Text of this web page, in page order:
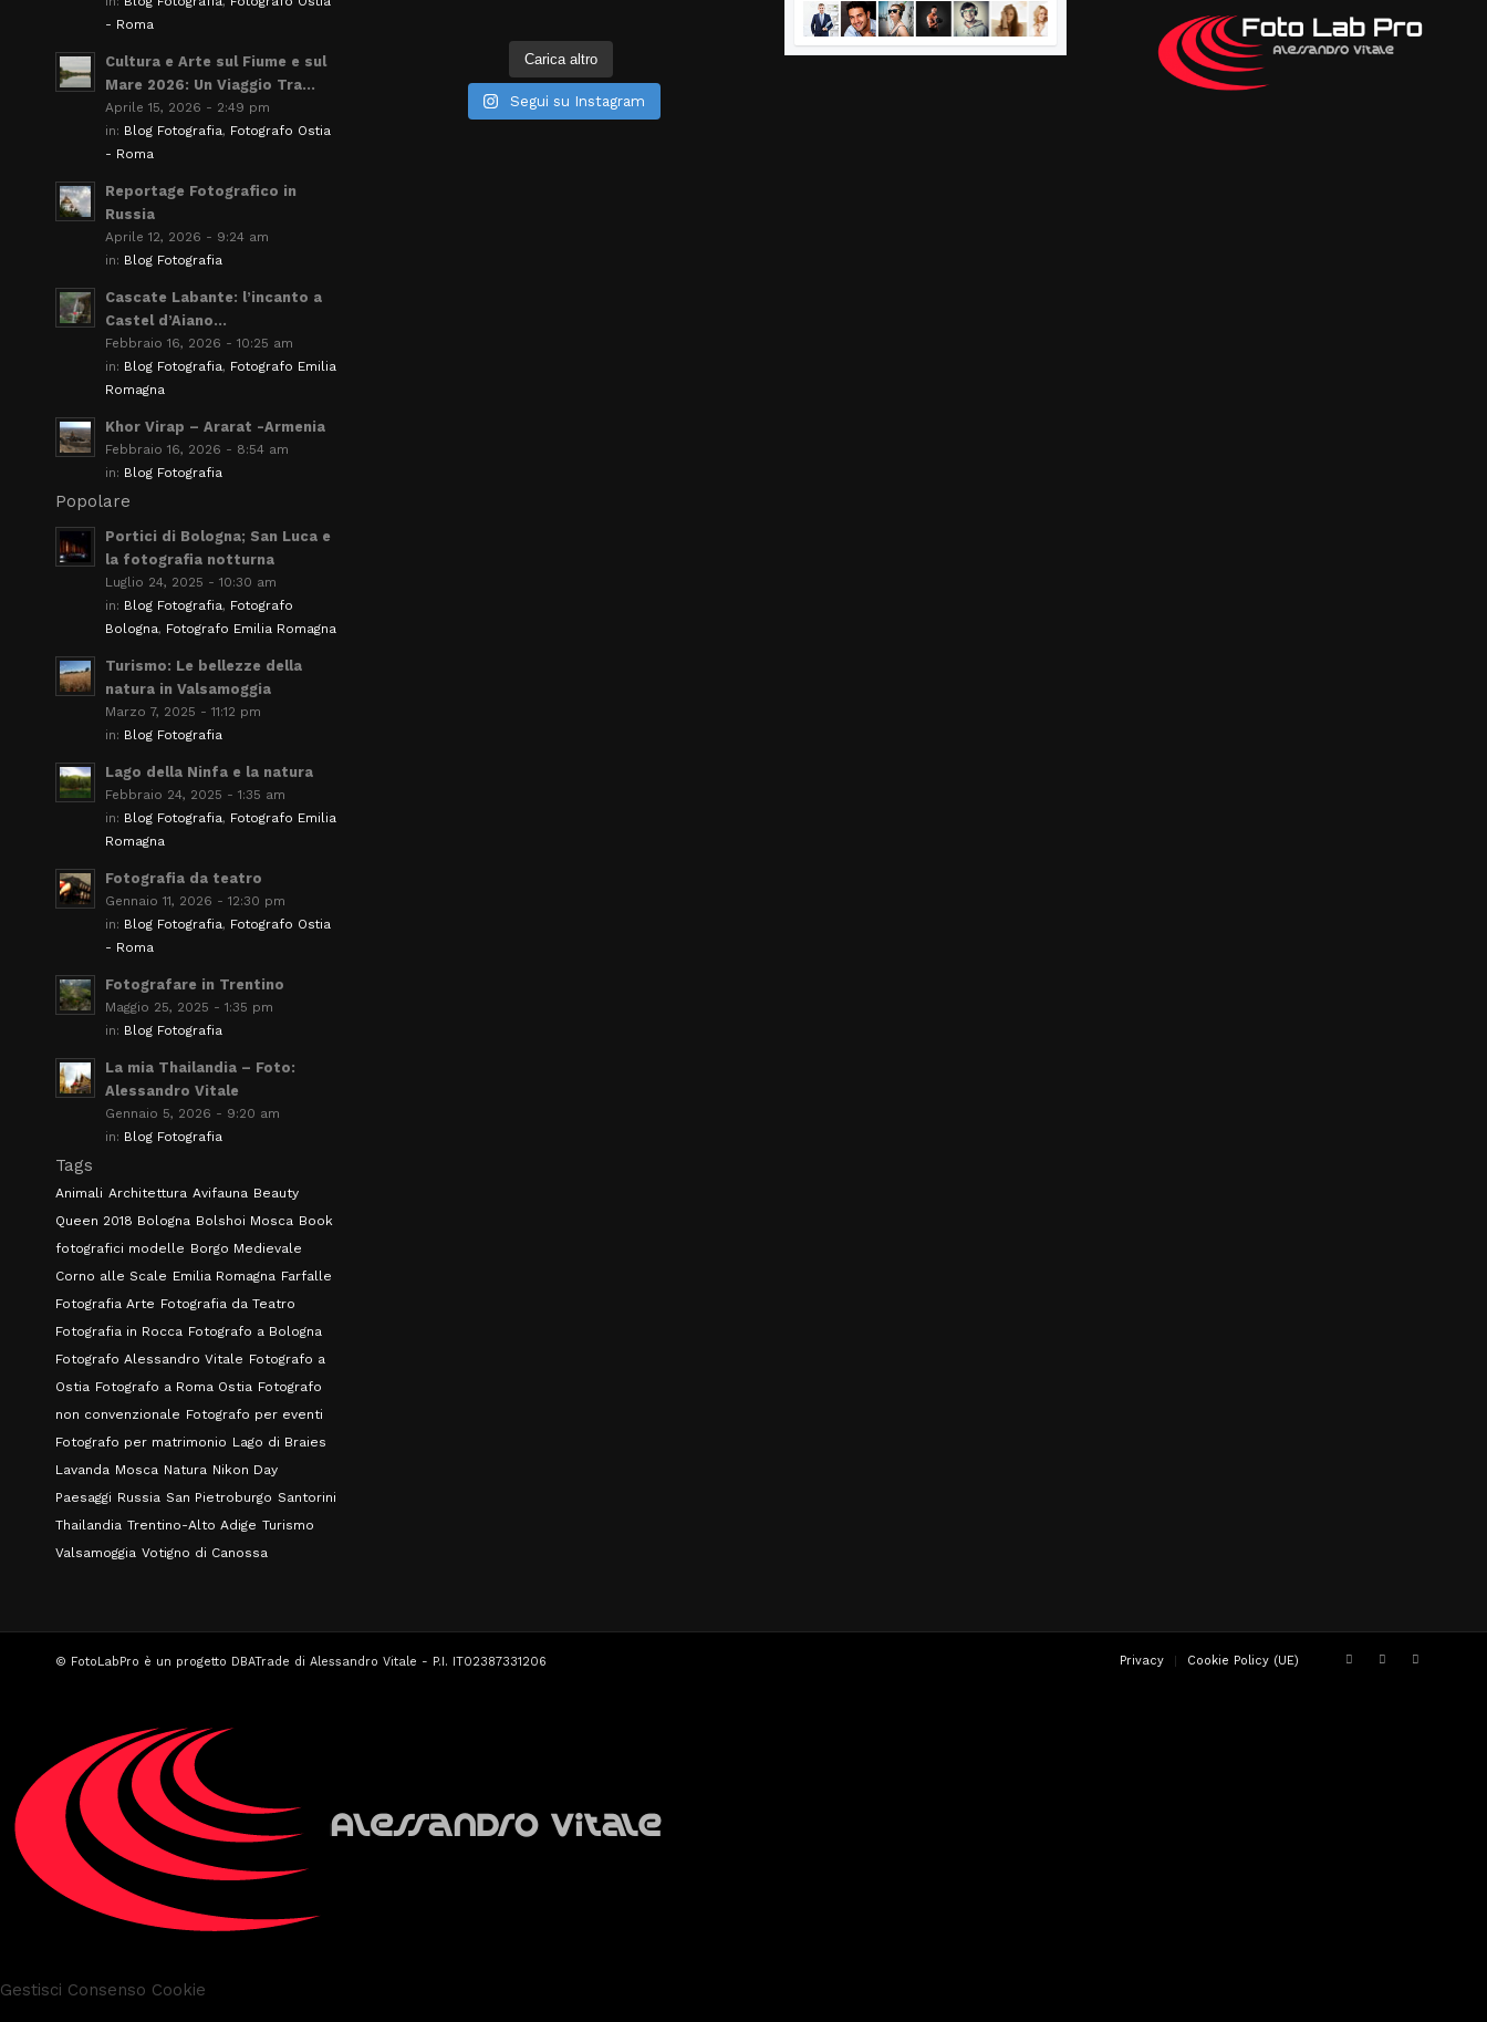
- Roma
Cultura e Arte sul Fiume e sul
Mare 2026: Un Viaggio Tra...
Aprile 15, 2026 - 2:49 pm
in: Blog Fotografia, Fotografo Ostia
- Roma
Reportage Fotografico in
Russia
Aprile 12, 2026 - 9:24 am
in: Blog Fotografia
Cascate Labante: l’incanto a
Castel d’Aiano...
Febbraio 16, 2026 - 10:25 am
in: Blog Fotografia, Fotografo Emilia
Romagna
Khor Virap – Ararat -Armenia
Febbraio 16, 2026 - 8:54 am
in: Blog Fotografia
Popolare
Portici di Bologna; San Luca e
la fotografia notturna
Luglio 24, 2025 - 10:30 am
in: Blog Fotografia, Fotografo
Bologna, Fotografo Emilia Romagna
Turismo: Le bellezze della
natura in Valsamoggia
Marzo 7, 2025 - 11:12 pm
in: Blog Fotografia
Lago della Ninfa e la natura
Febbraio 24, 2025 - 1:35 am
in: Blog Fotografia, Fotografo Emilia
Romagna
Fotografia da teatro
Gennaio 11, 2026 - 12:30 pm
in: Blog Fotografia, Fotografo Ostia
- Roma
Fotografare in Trentino
Maggio 25, 2025 - 1:35 pm
in: Blog Fotografia
La mia Thailandia – Foto:
Alessandro Vitale
Gennaio 5, 2026 - 9:20 am
in: Blog Fotografia
Tags
Animali Architettura Avifauna Beauty
Queen 2018 Bologna Bolshoi Mosca Book
fotografici modelle Borgo Medievale
Corno alle Scale Emilia Romagna Farfalle
Fotografia Arte Fotografia da Teatro
Fotografia in Rocca Fotografo a Bologna
Fotografo Alessandro Vitale Fotografo a
Ostia Fotografo a Roma Ostia Fotografo
non convenzionale Fotografo per eventi
Fotografo per matrimonio Lago di Braies
Lavanda Mosca Natura Nikon Day
Paesaggi Russia San Pietroburgo Santorini
Thailandia Trentino-Alto Adige Turismo
Valsamoggia Votigno di Canossa
Carica altro
Segui su Instagram
© FotoLabPro è un progetto DBATrade di Alessandro Vitale - P.I. IT02387331206 Privacy Cookie Policy (UE)
Gestisci Consenso Cookie